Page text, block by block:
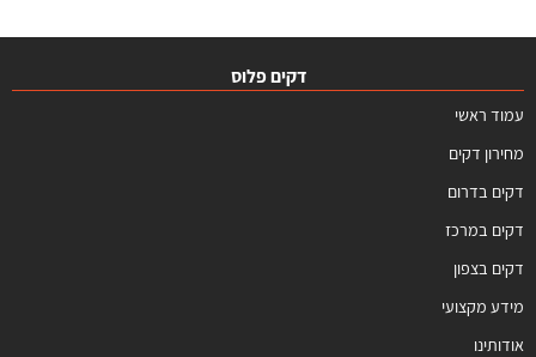
דקים פלוס
עמוד ראשי
מחירון דקים
דקים בדרום
דקים במרכז
דקים בצפון
מידע מקצועי
אודותינו